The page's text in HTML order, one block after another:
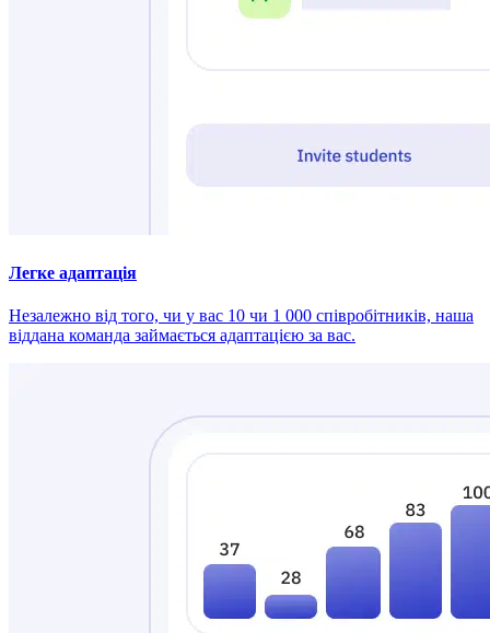
Легке адаптація
Незалежно від того, чи у вас 10 чи 1 000 співробітників, наша
віддана команда займається адаптацією за вас.